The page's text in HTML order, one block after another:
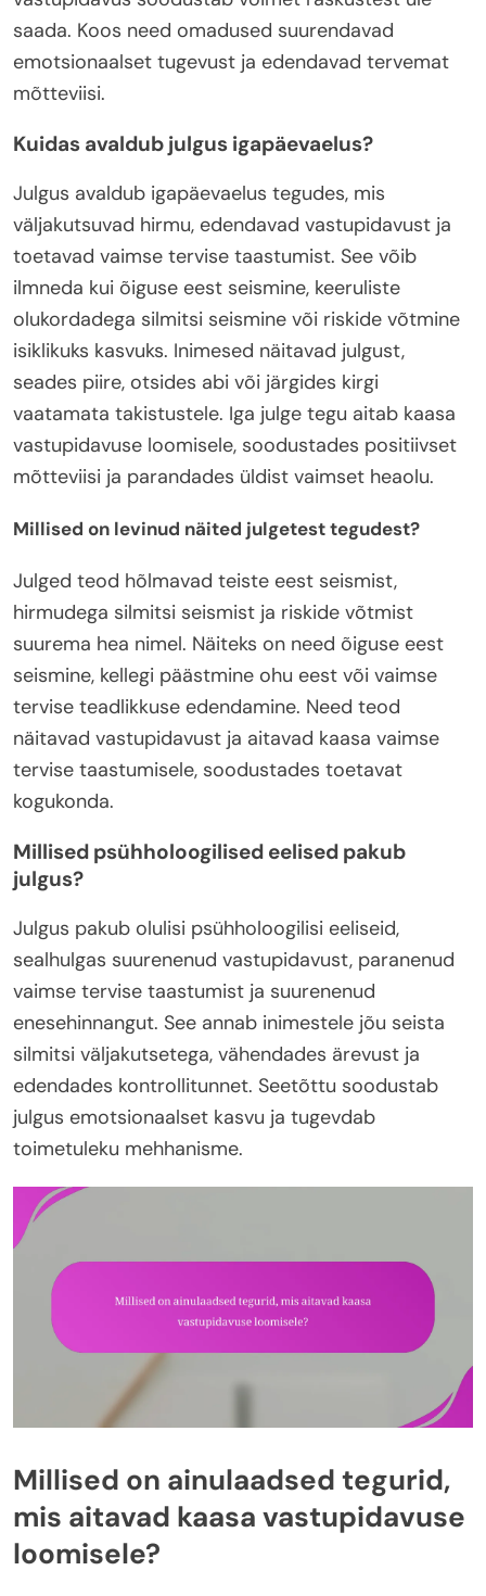
saada. Koos need omadused suurendavad
emotsionaalset tugevust ja edendavad tervemat
mõtteviisi.
Kuidas avaldub julgus igapäevaelus?
Julgus avaldub igapäevaelus tegudes, mis
väljakutsuvad hirmu, edendavad vastupidavust ja
toetavad vaimse tervise taastumist. See võib
ilmneda kui õiguse eest seismine, keeruliste
olukordadega silmitsi seismine või riskide võtmine
isiklikuks kasvuks. Inimesed näitavad julgust,
seades piire, otsides abi või järgides kirgi
vaatamata takistustele. Iga julge tegu aitab kaasa
vastupidavuse loomisele, soodustades positiivset
mõtteviisi ja parandades üldist vaimset heaolu.
Millised on levinud näited julgetest tegudest?
Julged teod hõlmavad teiste eest seismist,
hirmudega silmitsi seismist ja riskide võtmist
suurema hea nimel. Näiteks on need õiguse eest
seismine, kellegi päästmine ohu eest või vaimse
tervise teadlikkuse edendamine. Need teod
näitavad vastupidavust ja aitavad kaasa vaimse
tervise taastumisele, soodustades toetavat
kogukonda.
Millised psühholoogilised eelised pakub
julgus?
Julgus pakub olulisi psühholoogilisi eeliseid,
sealhulgas suurenenud vastupidavust, paranenud
vaimse tervise taastumist ja suurenenud
enesehinnangut. See annab inimestele jõu seista
silmitsi väljakutsetega, vähendades ärevust ja
edendades kontrollitunnet. Seetõttu soodustab
julgus emotsionaalset kasvu ja tugevdab
toimetuleku mehhanisme.
Millised on ainulaadsed tegurid,
mis aitavad kaasa vastupidavuse
loomisele?